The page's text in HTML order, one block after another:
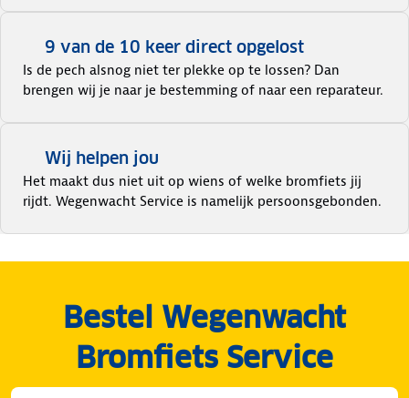
9 van de 10 keer direct opgelost
Is de pech alsnog niet ter plekke op te lossen? Dan
brengen wij je naar je bestemming of naar een reparateur.
Wij helpen jou
Het maakt dus niet uit op wiens of welke bromfiets jij
rijdt. Wegenwacht Service is namelijk persoonsgebonden.
Bestel Wegenwacht
Bromfiets Service